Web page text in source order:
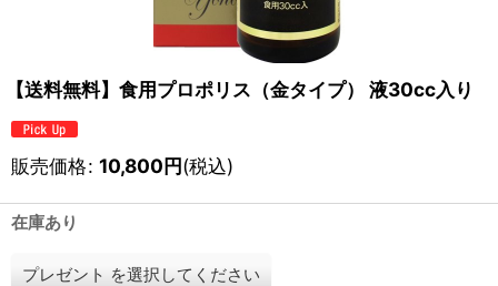
【送料無料】食用プロポリス（金タイプ） 液30cc入り
販売価格: 10,800円(税込)
在庫あり
プレゼント を選択してください